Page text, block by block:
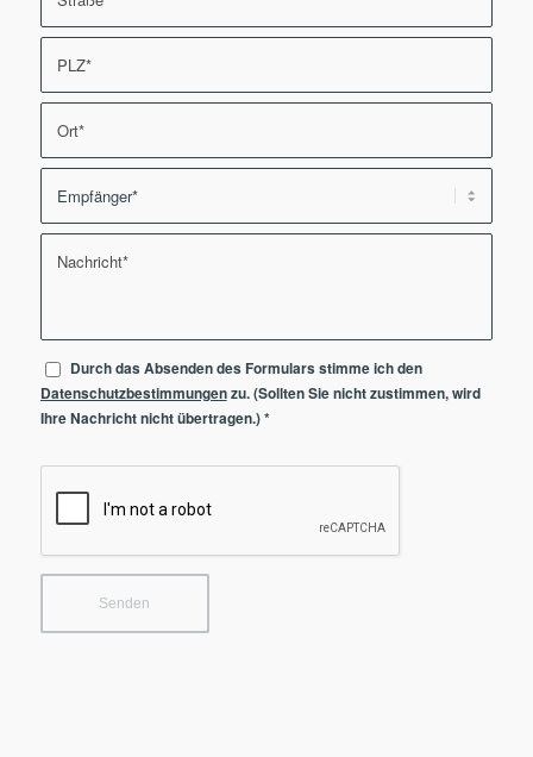
Durch das Absenden des Formulars stimme ich den
Datenschutzbestimmungenzu. (Sollten Sie nicht zustimmen, wird
Ihre Nachricht nicht übertragen.)*